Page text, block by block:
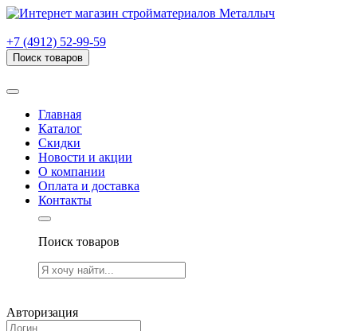
+7 (4912) 52-99-59
Поиск товаров
Главная
Каталог
Скидки
Новости и акции
О компании
Оплата и доставка
Контакты
Поиск товаров
Авторизация